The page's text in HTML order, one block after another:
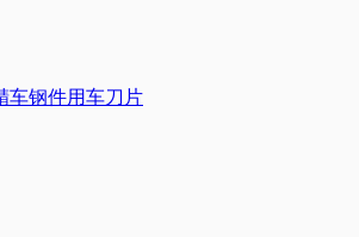
车钢件用车刀片